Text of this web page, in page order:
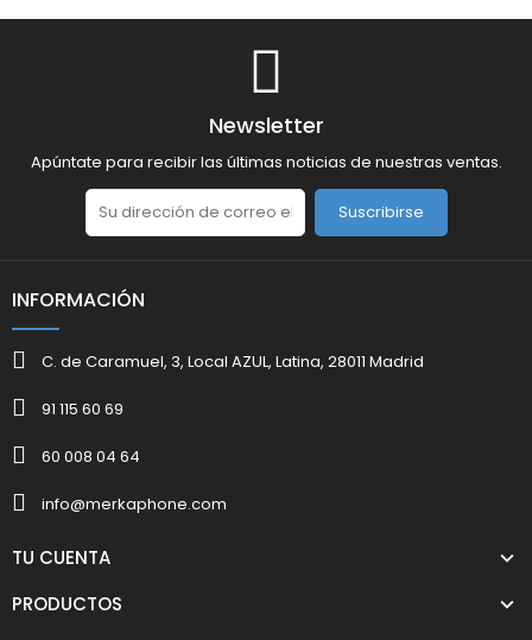
Newsletter
Apúntate para recibir las últimas noticias de nuestras ventas.
Suscribirse
INFORMACIÓN
C. de Caramuel, 3, Local AZUL, Latina, 28011 Madrid
91 115 60 69
60 008 04 64
info@merkaphone.com
TU CUENTA
PRODUCTOS